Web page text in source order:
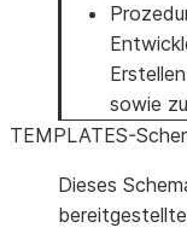
sowie
TEMPLATES-
Dieses